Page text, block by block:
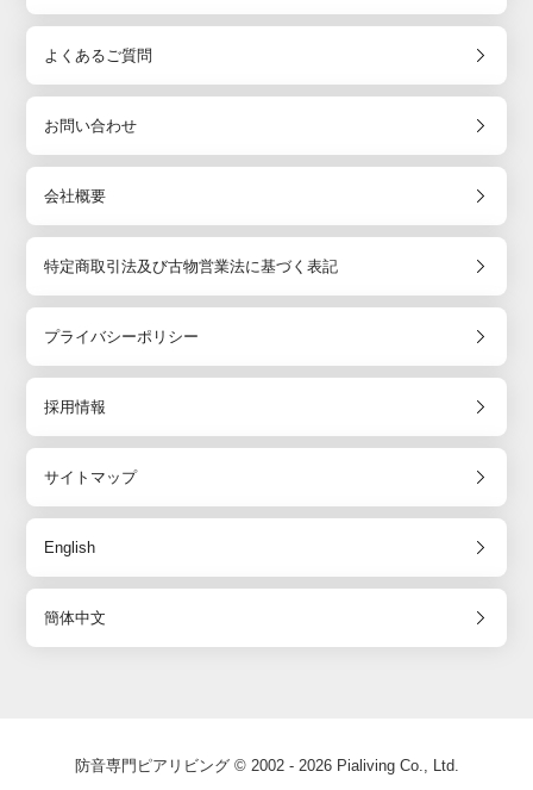
よくあるご質問
お問い合わせ
会社概要
特定商取引法及び古物営業法に基づく表記
プライバシーポリシー
採用情報
サイトマップ
English
簡体中文
防音専門ピアリビング © 2002 - 2026 Pialiving Co., Ltd.